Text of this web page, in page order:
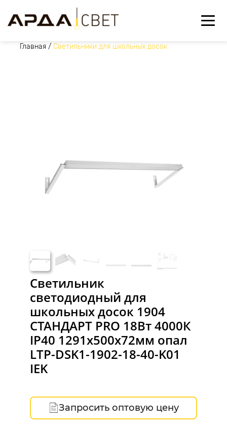
Главная / Светильники для школьных досок
Светильник
светодиодный для
школьных досок 1904
СТАНДАРТ PRO 18Вт 4000К
IP40 1291х500х72мм опал
LTP-DSK1-1902-18-40-K01
IEK
Запросить оптовую цену